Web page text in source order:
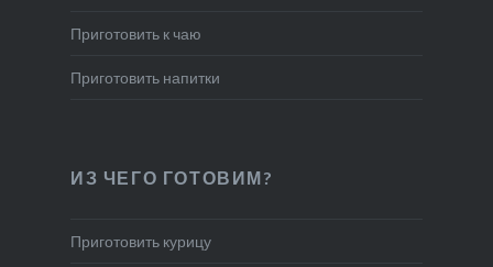
Приготовить к чаю
Приготовить напитки
ИЗ ЧЕГО ГОТОВИМ?
Приготовить курицу